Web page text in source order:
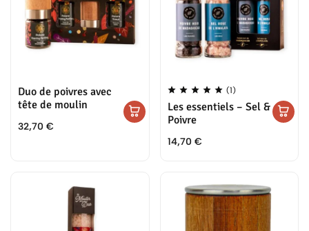
Duo de poivres avec
tête de moulin
32,70 €
(1)
Les essentiels – Sel &
Poivre
14,70 €